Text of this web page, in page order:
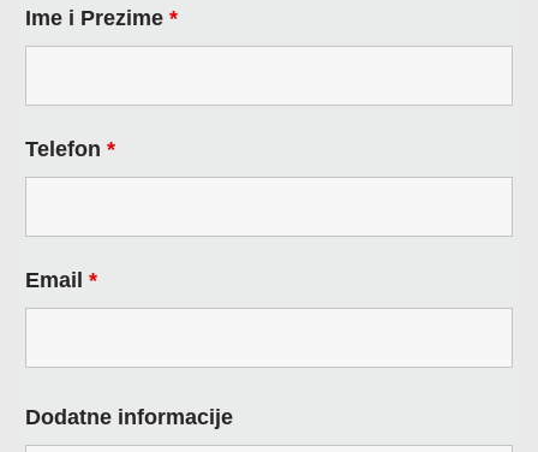
Ime i Prezime *
Telefon *
Email *
Dodatne informacije